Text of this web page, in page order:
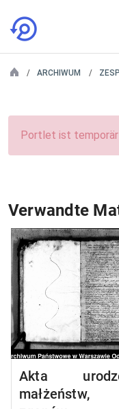
ARCHIWUM
Portlet ist temporär
Verwandte
Akta
małżeństw,